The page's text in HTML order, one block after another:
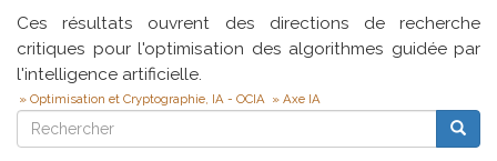
Ces résultats ouvrent des directions de recherche
critiques pour l'optimisation des algorithmes guidée par
l'intelligence artificielle.
Optimisation et Cryptographie, IA - OCIA Axe IA
Rechercher
Rechercher